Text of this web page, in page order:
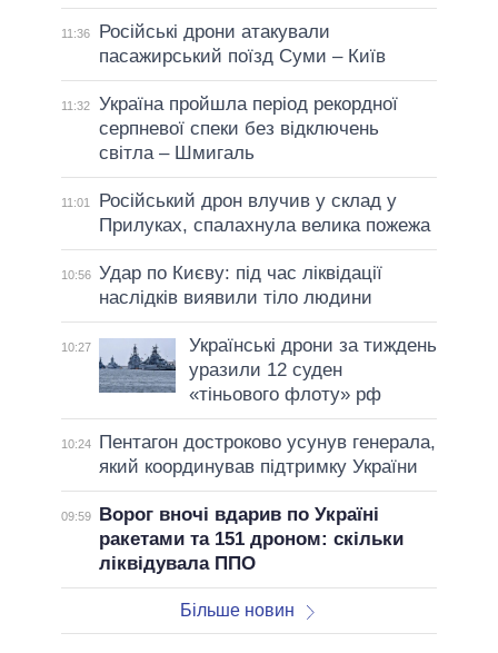
11:36
Російські дрони атакували
пасажирський поїзд Суми – Київ
11:32
Україна пройшла період рекордної
серпневої спеки без відключень
світла – Шмигаль
11:01
Російський дрон влучив у склад у
Прилуках, спалахнула велика пожежа
10:56 Удар по Києву: під час ліквідації
наслідків виявили тіло людини
10:27
Українські дрони за тиждень
уразили 12 суден
«тіньового флоту» рф
10:24
Пентагон достроково усунув генерала,
який координував підтримку України
09:59
Ворог вночі вдарив по Україні
ракетами та 151 дроном: скільки
ліквідувала ППО
Більше новин